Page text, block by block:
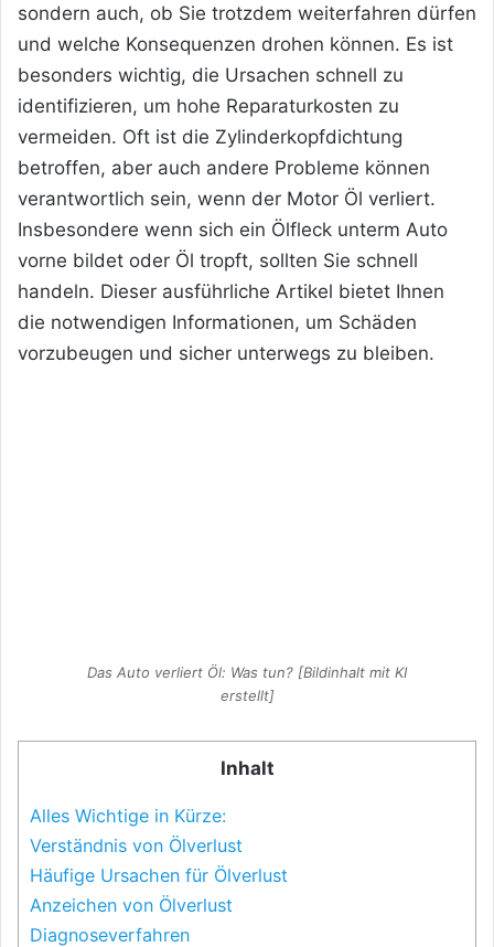
sondern auch, ob Sie trotzdem weiterfahren dürfen
und welche Konsequenzen drohen können. Es ist
besonders wichtig, die Ursachen schnell zu
identifizieren, um hohe Reparaturkosten zu
vermeiden. Oft ist die Zylinderkopfdichtung
betroffen, aber auch andere Probleme können
verantwortlich sein, wenn der Motor Öl verliert.
Insbesondere wenn sich ein Ölfleck unterm Auto
vorne bildet oder Öl tropft, sollten Sie schnell
handeln. Dieser ausführliche Artikel bietet Ihnen
die notwendigen Informationen, um Schäden
vorzubeugen und sicher unterwegs zu bleiben.
Das Auto verliert Öl: Was tun? [Bildinhalt mit KI
erstellt]
Inhalt
Alles Wichtige in Kürze:
Verständnis von Ölverlust
Häufige Ursachen für Ölverlust
Anzeichen von Ölverlust
Diagnoseverfahren